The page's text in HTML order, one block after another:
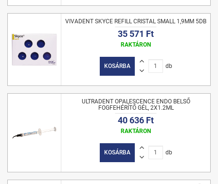
VIVADENT SKYCE REFILL CRISTAL SMALL 1,9MM 5DB
35 571 Ft
RAKTÁRON
KOSÁRBA db
ULTRADENT OPALESCENCE ENDO BELSŐ
FOGFEHÉRÍTŐ GÉL, 2X1.2ML
40 636 Ft
RAKTÁRON
KOSÁRBA db